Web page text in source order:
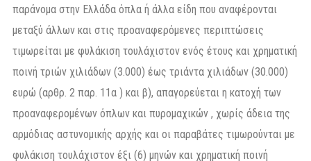
παράνομα στην Ελλάδα όπλα ή άλλα είδη που αναφέρονται
μεταξύ άλλων και στις προαναφερόμενες περιπτώσεις
τιμωρείται με φυλάκιση τουλάχιστον ενός έτους και χρηματική
ποινή τριών χιλιάδων (3.000) έως τριάντα χιλιάδων (30.000)
ευρώ (αρθρ. 2 παρ. 11α ) και β), απαγορεύεται η κατοχή των
προαναφερομένων όπλων και πυρομαχικών , χωρίς άδεια της
αρμόδιας αστυνομικής αρχής και οι παραβάτες τιμωρούνται με
φυλάκιση τουλάχιστον έξι (6) μηνών και χρηματική ποινή